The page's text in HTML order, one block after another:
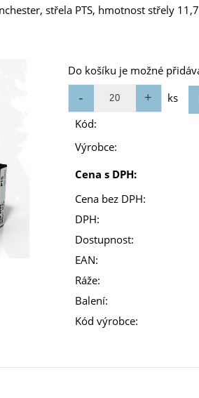
střela PTS, hmotnost střely
Do košíku je možné
ks
Kód:
Výrobce:
Cena s DPH:
Cena bez DPH:
DPH:
Dostupnost:
EAN:
Ráže:
Balení:
Kód výrobce: